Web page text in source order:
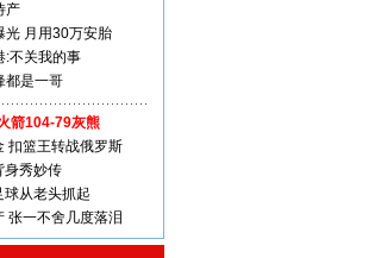
产
光 月用30万安胎
:不关我的事
都是一哥
箭104-79灰熊
扣篮王转战俄罗斯
身秀妙传
从老头抓起
张一不舍几度落泪